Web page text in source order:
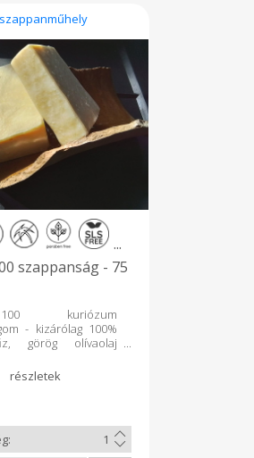
...
szappanság - 75
100 kuriózum
- kizárólag 100%
görög olívaolaj
i, marseille-i és
i szappanok
3 hónapos
illat és színanyag